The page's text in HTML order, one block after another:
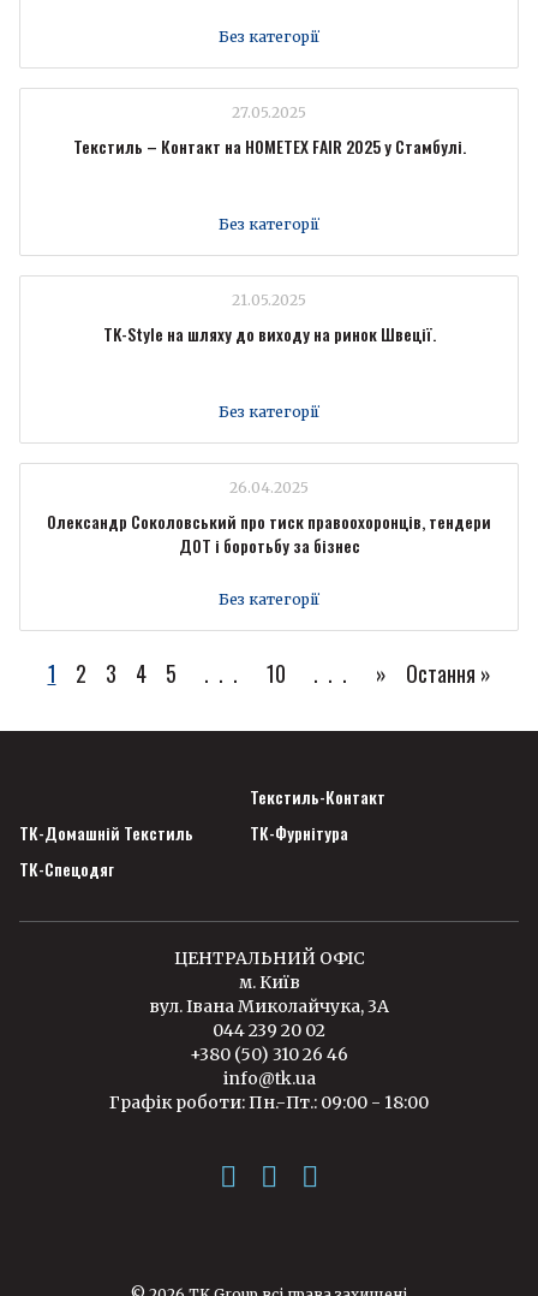
Без категорії
27.05.2025
Текстиль – Контакт на HOMETEX FAIR 2025 у Стамбулі.
Без категорії
21.05.2025
TK-Style на шляху до виходу на ринок Швеції.
Без категорії
26.04.2025
Олександр Соколовський про тиск правоохоронців, тендери
ДОТ і боротьбу за бізнес
Без категорії
1 2 3 4 5 ... 10 ... » Остання »
Текстиль-Контакт
ТК-Домашній Текстиль
ТК-Фурнітура
ТК-Спецодяг
ЦЕНТРАЛЬНИЙ ОФІС
м. Київ
вул. Івана Миколайчука, 3А
044 239 20 02
+380 (50) 310 26 46
info@tk.ua
Графік роботи: Пн.-Пт.: 09:00 - 18:00